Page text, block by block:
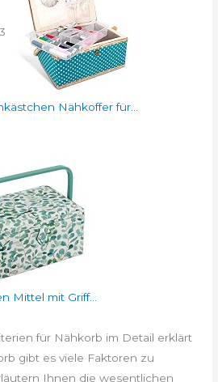
Nähkoffer für...
Mittel mit Griff...
für Nähkorb im Detail erklärt
gibt es viele Faktoren zu
Ihnen die wesentlichen